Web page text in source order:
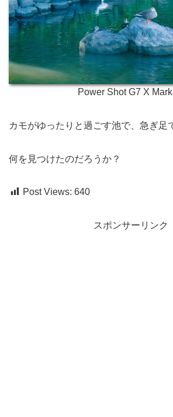
Power Shot G7 X
カモがゆったりと過ごす池で、急ぎ足
何を見つけたのだろうか？
Post Views: 640
スポンサーリンク